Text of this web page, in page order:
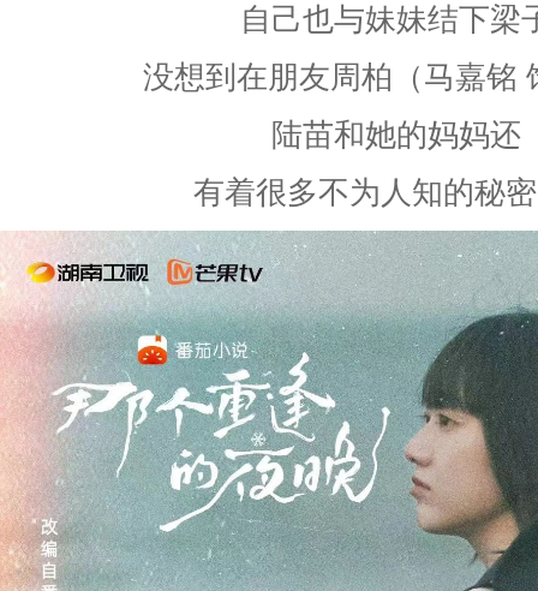
自己也与妹妹结下梁
没想到在朋友周柏（马嘉铭
陆苗和她的妈妈还
有着很多不为人知的秘